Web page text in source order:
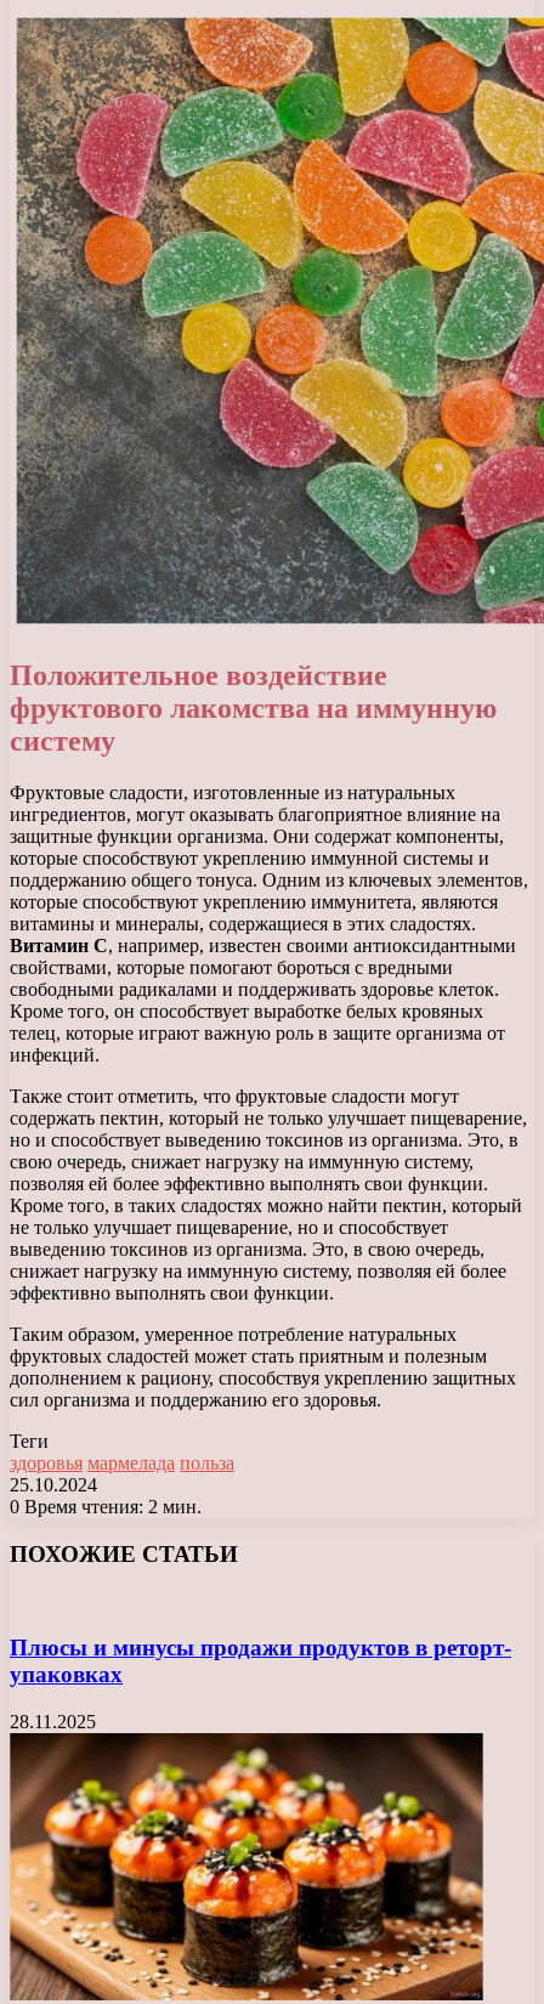
Положительное воздействие
фруктового лакомства на иммунную
систему
Фруктовые сладости, изготовленные из натуральных
ингредиентов, могут оказывать благоприятное влияние на
защитные функции организма. Они содержат компоненты,
которые способствуют укреплению иммунной системы и
поддержанию общего тонуса. Одним из ключевых элементов,
которые способствуют укреплению иммунитета, являются
витамины и минералы, содержащиеся в этих сладостях.
Витамин C, например, известен своими антиоксидантными
свойствами, которые помогают бороться с вредными
свободными радикалами и поддерживать здоровье клеток.
Кроме того, он способствует выработке белых кровяных
телец, которые играют важную роль в защите организма от
инфекций.
Также стоит отметить, что фруктовые сладости могут
содержать пектин, который не только улучшает пищеварение,
но и способствует выведению токсинов из организма. Это, в
свою очередь, снижает нагрузку на иммунную систему,
позволяя ей более эффективно выполнять свои функции.
Кроме того, в таких сладостях можно найти пектин, который
не только улучшает пищеварение, но и способствует
выведению токсинов из организма. Это, в свою очередь,
снижает нагрузку на иммунную систему, позволяя ей более
эффективно выполнять свои функции.
Таким образом, умеренное потребление натуральных
фруктовых сладостей может стать приятным и полезным
дополнением к рациону, способствуя укреплению защитных
сил организма и поддержанию его здоровья.
Теги
здоровья мармелада польза
25.10.2024
0 Время чтения: 2 мин.
ПОХОЖИЕ СТАТЬИ
Плюсы и минусы продажи продуктов в реторт-
упаковках
28.11.2025